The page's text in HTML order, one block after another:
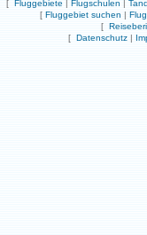
[ Fluggebiete Flugschulen
[ Fluggebiet suchen |
[
[ Datenschutz |